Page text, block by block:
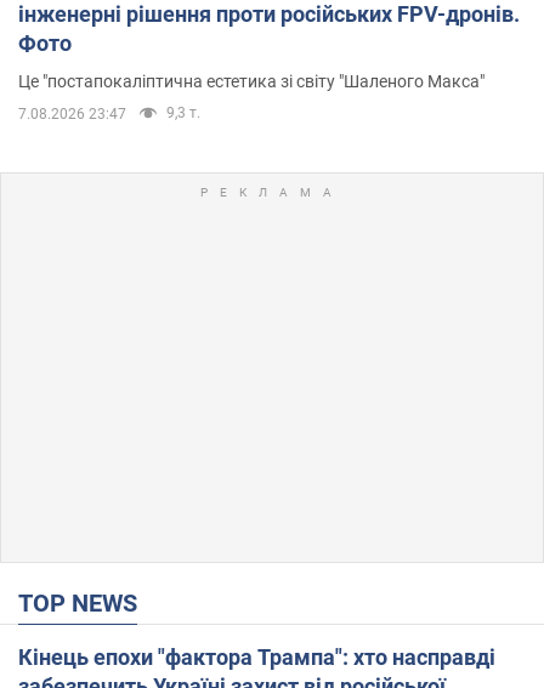
інженерні рішення проти російських FPV-дронів.
Фото
Це "постапокаліптична естетика зі світу "Шаленого Макса"
7.08.2026 23:47 9,3 т.
TOP NEWS
Кінець епохи "фактора Трампа": хто насправді